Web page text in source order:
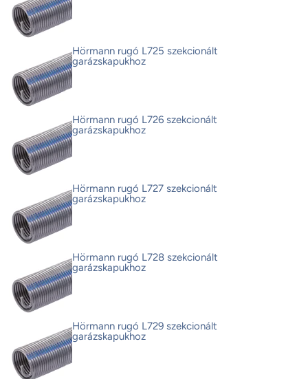
Hörmann rugó L725 szekcionált
garázskapukhoz
Hörmann rugó L726 szekcionált
garázskapukhoz
Hörmann rugó L727 szekcionált
garázskapukhoz
Hörmann rugó L728 szekcionált
garázskapukhoz
Hörmann rugó L729 szekcionált
garázskapukhoz